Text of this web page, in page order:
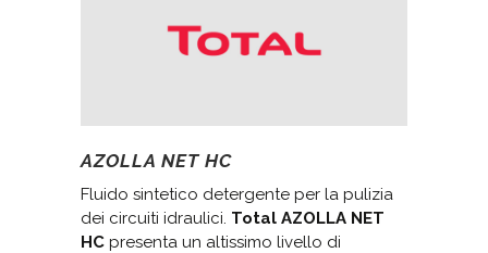
AZOLLA NET HC
Fluido sintetico detergente per la pulizia
dei circuiti idraulici. Total AZOLLA NET
HC presenta un altissimo livello di